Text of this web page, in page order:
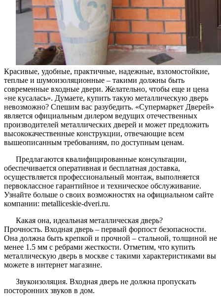
Красивые, удобные, практичные, надежные, взломостойкие,
теплые и шумоизоляционные – такими должны быть
современные входные двери. Желательно, чтобы еще и цена
«не кусалась». Думаете, купить такую металлическую дверь
невозможно? Спешим вас разубедить. «Супермаркет Дверей»
является официальным дилером ведущих отечественных
производителей металлических дверей и может предложить
высококачественные конструкции, отвечающие всем
вышеописанным требованиям, по доступным ценам.
Предлагаются квалифицированные консультации,
обеспечивается оперативная и бесплатная доставка,
осуществляется профессиональный монтаж, выполняется
первоклассное гарантийное и техническое обслуживание.
Узнайте больше о своих возможностях на официальном сайте
компании: metalliceskie-dveri.ru.
Какая она, идеальная металлическая дверь?
Прочность. Входная дверь – первый форпост безопасности.
Она должна быть крепкой и прочной – стальной, толщиной не
менее 1.5 мм с ребрами жесткости. Отметим, что купить
металлическую дверь в москве с такими характеристиками вы
можете в интернет магазине.
Звукоизоляция. Входная дверь не должна пропускать
посторонних звуков в дом.